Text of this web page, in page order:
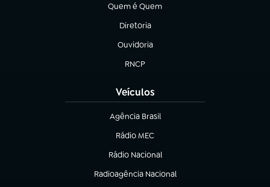
Quem é Quem
(abre em nova aba)
Diretoria
(abre em nova aba)
Ouvidoria
(abre em nova aba)
RNCP
(abre em nova aba)
Veículos
Agência Brasil
(abre em nova aba)
Rádio MEC
Rádio Nacional
(abre em nova aba)
Radioagência Nacional
(abre em nova aba)